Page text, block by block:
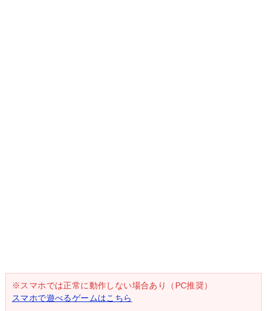
※スマホでは正常に動作しない場合あり（PC推奨）
スマホで遊べるゲームはこちら